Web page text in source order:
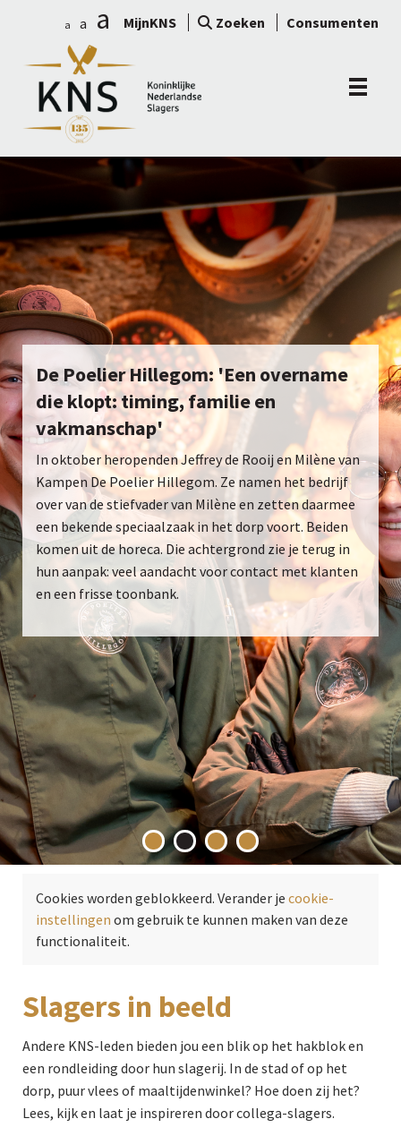
a a a MijnKNS Zoeken Consumenten
De Poelier Hillegom: 'Een overname
die klopt: timing, familie en
vakmanschap'
In oktober heropenden Jeffrey de Rooij en Milène van
Kampen De Poelier Hillegom. Ze namen het bedrijf
over van de stiefvader van Milène en zetten daarmee
een bekende speciaalzaak in het dorp voort. Beiden
komen uit de horeca. Die achtergrond zie je terug in
hun aanpak: veel aandacht voor contact met klanten
en een frisse toonbank.
Cookies worden geblokkeerd. Verander je cookie-
instellingen om gebruik te kunnen maken van deze
functionaliteit.
Slagers in beeld
Andere KNS-leden bieden jou een blik op het hakblok en
een rondleiding door hun slagerij. In de stad of op het
dorp, puur vlees of maaltijdenwinkel? Hoe doen zij het?
Lees, kijk en laat je inspireren door collega-slagers.